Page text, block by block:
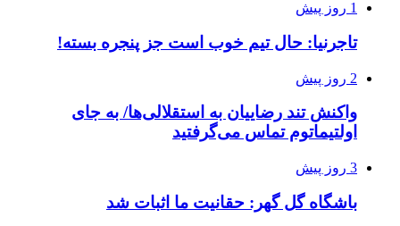
1 روز پیش
تاجرنیا: حال تیم خوب است جز پنجره بسته!
2 روز پیش
واکنش تند رضاییان به استقلالی‌ها/ به جای
اولتیماتوم تماس می‌گرفتید
3 روز پیش
باشگاه گل گهر: حقانیت ما اثبات شد